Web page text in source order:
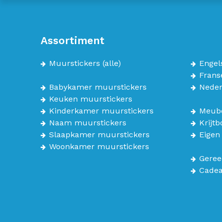
Assortiment
Muurstickers (alle)
Babykamer muurstickers
Keuken muurstickers
Kinderkamer muurstickers
Naam muurstickers
Slaapkamer muurstickers
Woonkamer muurstickers